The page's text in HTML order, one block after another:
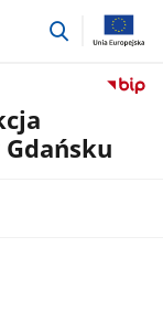
przejdź